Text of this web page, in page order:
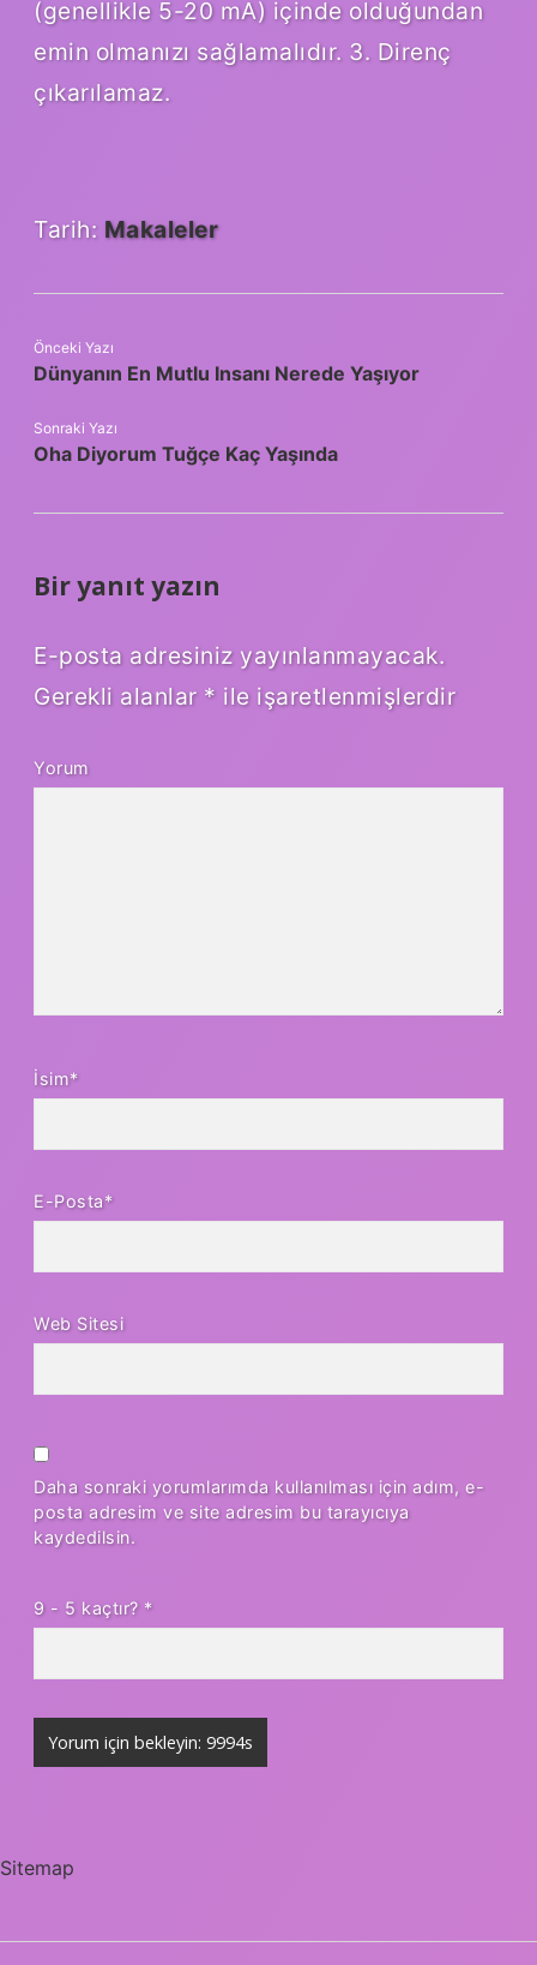
(genellikle 5-20 mA) içinde olduğundan
emin olmanızı sağlamalıdır. 3. Direnç
çıkarılamaz.
Tarih: Makaleler
Önceki Yazı
Dünyanın En Mutlu Insanı Nerede Yaşıyor
Sonraki Yazı
Oha Diyorum Tuğçe Kaç Yaşında
Bir yanıt yazın
E-posta adresiniz yayınlanmayacak.
Gerekli alanlar * ile işaretlenmişlerdir
Yorum
İsim*
E-Posta*
Web Sitesi
Daha sonraki yorumlarımda kullanılması için adım, e-
posta adresim ve site adresim bu tarayıcıya
kaydedilsin.
9 - 5 kaçtır? *
Sitemap